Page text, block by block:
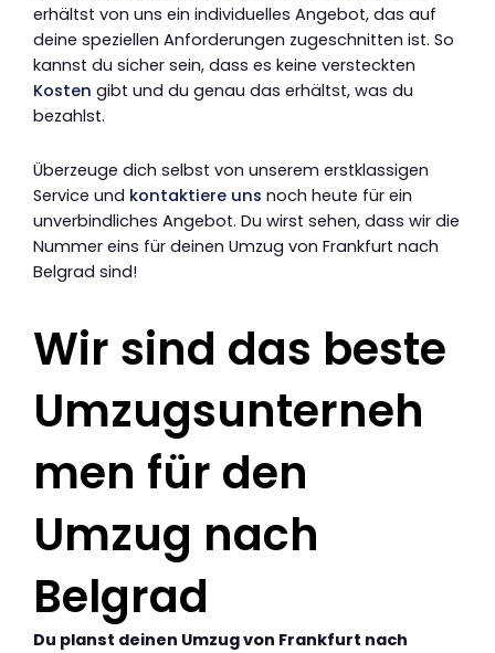
erhältst von uns ein individuelles Angebot, das auf
deine speziellen Anforderungen zugeschnitten ist. So
kannst du sicher sein, dass es keine versteckten
Kosten gibt und du genau das erhältst, was du
bezahlst.
Überzeuge dich selbst von unserem erstklassigen
Service und kontaktiere uns noch heute für ein
unverbindliches Angebot. Du wirst sehen, dass wir die
Nummer eins für deinen Umzug von Frankfurt nach
Belgrad sind!
Wir sind das beste
Umzugsunterneh
men für den
Umzug nach
Belgrad
Du planst deinen Umzug von Frankfurt nach